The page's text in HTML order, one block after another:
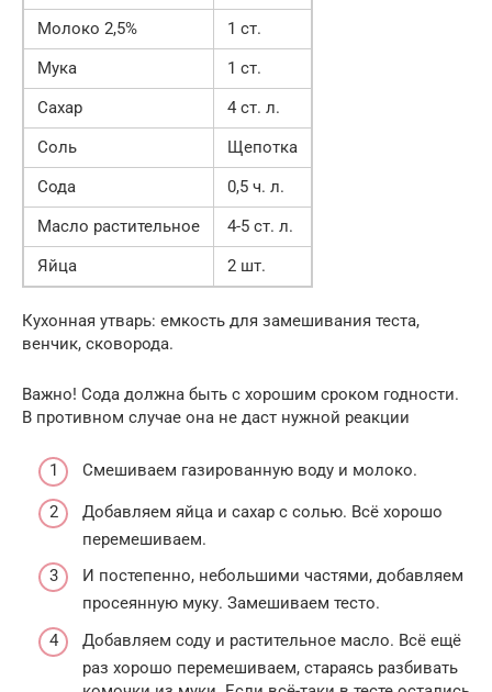
Молоко 2,5%
1 ст.
Мука
1 ст.
Сахар
4 ст. л.
Соль
Щепотка
Сода
0,5 ч. л.
Масло растительное
4-5 ст. л.
Яйца
2 шт.
Кухонная утварь: емкость для замешивания теста,
венчик, сковорода.
Важно! Сода должна быть с хорошим сроком годности.
В противном случае она не даст нужной реакции
Смешиваем газированную воду и молоко.
Добавляем яйца и сахар с солью. Всё хорошо
перемешиваем.
И постепенно, небольшими частями, добавляем
просеянную муку. Замешиваем тесто.
Добавляем соду и растительное масло. Всё ещё
раз хорошо перемешиваем, стараясь разбивать